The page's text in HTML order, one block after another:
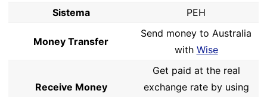
Sistema
PEH
Money Transfer
Send money to Australia
with Wise
Receive Money
Get paid at the real
exchange rate by using